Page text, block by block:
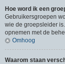
Hoe word ik een
Gebruikersgroepen
wie de groepsleider
opnemen met de
Omhoog
Waarom staan